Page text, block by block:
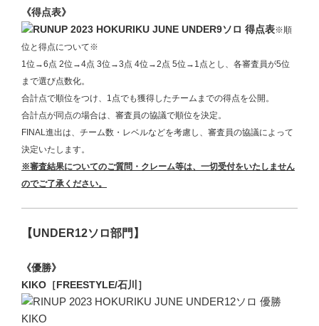
《得点表》
※順
位と得点について※
1位→6点 2位→4点 3位→3点 4位→2点 5位→1点とし、各審査員が5位
まで選び点数化。
合計点で順位をつけ、1点でも獲得したチームまでの得点を公開。
合計点が同点の場合は、審査員の協議で順位を決定。
FINAL進出は、チーム数・レベルなどを考慮し、審査員の協議によって
決定いたします。
※審査結果についてのご質問・クレーム等は、一切受付をいたしません
のでご了承ください。
【UNDER12ソロ部門】
《優勝》
KIKO［FREESTYLE/石川］